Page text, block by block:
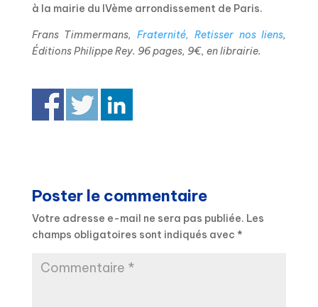
à la mairie du IVème arrondissement de Paris.
Frans Timmermans,Fraternité, Retisser nosliens,
Éditions Philippe Rey. 96 pages, 9€, en librairie.
Poster le commentaire
Votre adresse e-mail ne sera pas publiée. Les
champs obligatoires sont indiqués avec *